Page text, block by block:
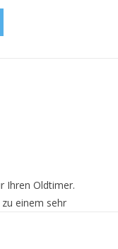
Ihren Oldtimer.
einem sehr
Flügel.